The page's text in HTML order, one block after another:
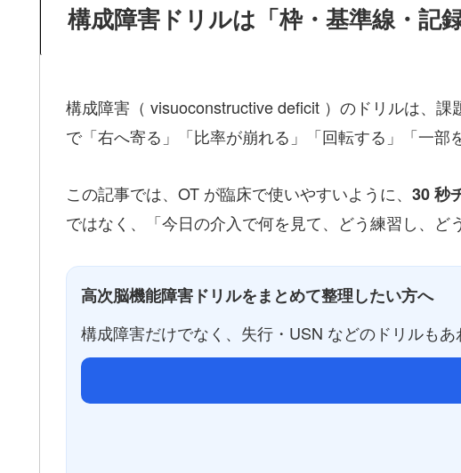
構成障害ドリルは「枠・基準線・記
構成障害（ visuoconstructive deficit ）のドリルは、課
で「右へ寄る」「比率が崩れる」「回転する」「一部
この記事では、OT が臨床で使いやすいように、 30 秒
ではなく、「今日の介入で何を見て、どう練習し、ど
高次脳機能障害ドリルをまとめて整理したい方へ
構成障害だけでなく、失行・USN などのドリルもあ